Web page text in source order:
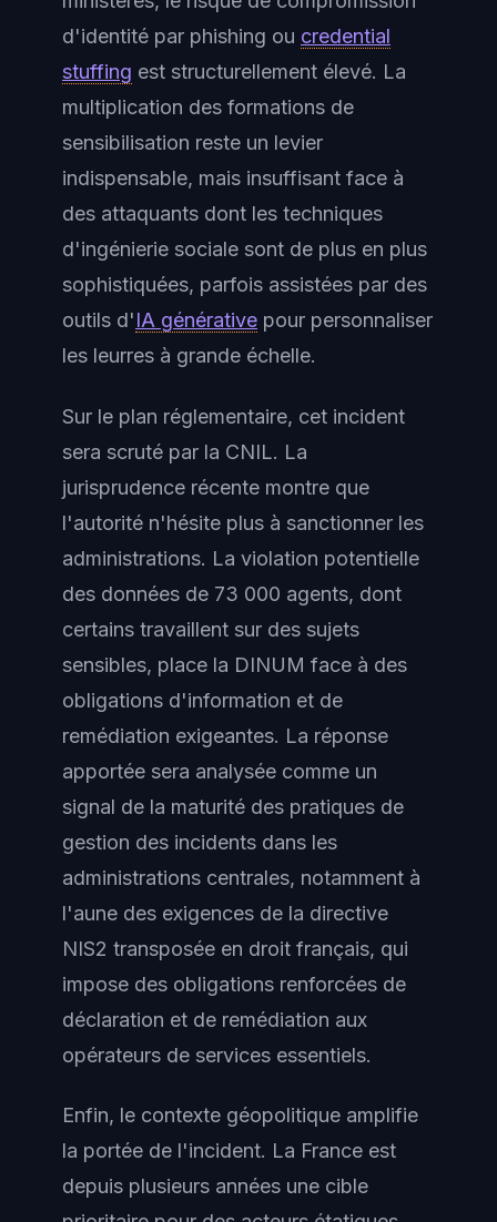
d'identité par phishing ou credential
stuffing est structurellement élevé. La
multiplication des formations de
sensibilisation reste un levier
indispensable, mais insuffisant face à
des attaquants dont les techniques
d'ingénierie sociale sont de plus en plus
sophistiquées, parfois assistées par des
outils d'IA générative pour personnaliser
les leurres à grande échelle.
Sur le plan réglementaire, cet incident
sera scruté par la CNIL. La
jurisprudence récente montre que
l'autorité n'hésite plus à sanctionner les
administrations. La violation potentielle
des données de 73 000 agents, dont
certains travaillent sur des sujets
sensibles, place la DINUM face à des
obligations d'information et de
remédiation exigeantes. La réponse
apportée sera analysée comme un
signal de la maturité des pratiques de
gestion des incidents dans les
administrations centrales, notamment à
l'aune des exigences de la directive
NIS2 transposée en droit français, qui
impose des obligations renforcées de
déclaration et de remédiation aux
opérateurs de services essentiels.
Enfin, le contexte géopolitique amplifie
la portée de l'incident. La France est
depuis plusieurs années une cible